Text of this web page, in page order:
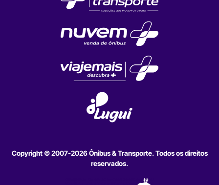
Copyright © 2007-2026 Ônibus & Transporte. Todos os direitos
reservados.